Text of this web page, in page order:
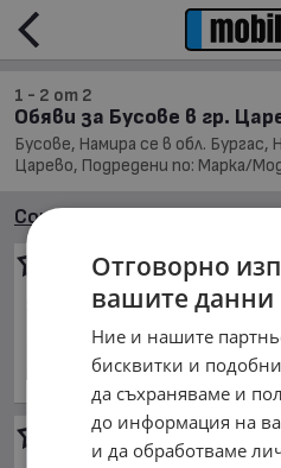
1 - 2 от 2
Обяви за Бусове в гр.
Бусове, Намира се в обл. Бургас,
Царево, Подредени по: Марка/
Сортиране
Ford
5 200 €
10
април 1999
обл. Бургас,
Vdl
Отговорно
вашите данни
Ние и нашите
бисквитки и
да съхраняваме и
до информация на
и да обработваме